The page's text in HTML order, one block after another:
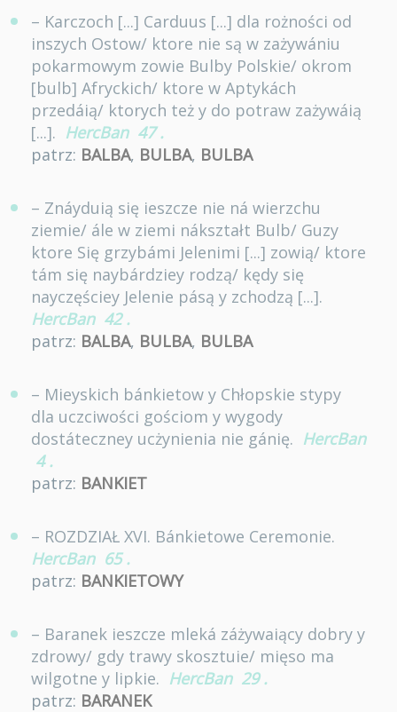
– Karczoch [...] Carduus [...] dla rożności od
inszych Ostow/ ktore nie są w zażywániu
pokarmowym zowie Bulby Polskie/ okrom
[bulb] Afryckich/ ktore w Aptykách
przedáią/ ktorych też y do potraw zażywáią
[...]. HercBan 47 .
patrz: BALBA, BULBA, BULBA
– Znáyduią się ieszcze nie ná wierzchu
ziemie/ ále w ziemi nákształt Bulb/ Guzy
ktore Się grzybámi Jelenimi [...] zowią/ ktore
tám się naybárdziey rodzą/ kędy się
nayczęściey Jelenie pásą y zchodzą [...].
HercBan 42 .
patrz: BALBA, BULBA, BULBA
– Mieyskich bánkietow y Chłopskie stypy
dla uczciwości gościom y wygody
dostáteczney ucżynienia nie gánię. HercBan
4 .
patrz: BANKIET
– ROZDZIAŁ XVI. Bánkietowe Ceremonie.
HercBan 65 .
patrz: BANKIETOWY
– Baranek ieszcze mleká záżywaiący dobry y
zdrowy/ gdy trawy skosztuie/ mięso ma
wilgotne y lipkie. HercBan 29 .
patrz: BARANEK